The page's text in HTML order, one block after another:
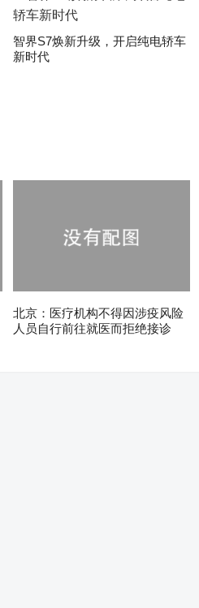
智界S7焕新升级，开启纯电轿车
新时代
北京：医疗机构不得因涉疫风险
人员自行前往就医而拒绝接诊